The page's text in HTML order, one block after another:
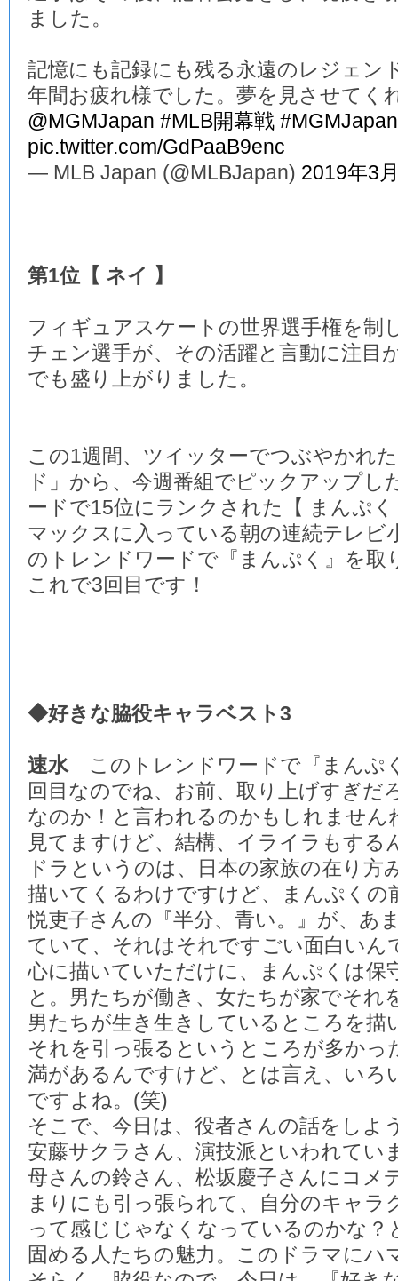
ました。
記憶にも記録にも残る永遠のレジェン
年間お疲れ様でした。夢を見させてく
@MGMJapan #MLB開幕戦 #MGMJapan
pic.twitter.com/GdPaaB9enc
— MLB Japan (@MLBJapan) 2019年3
第1位【 ネイ 】
フィギュアスケートの世界選手権を制
チェン選手が、その活躍と言動に注目
でも盛り上がりました。
この1週間、ツイッターでつぶやかれ
ド」から、今週番組でピックアップし
ードで15位にランクされた【 まんぷ
マックスに入っている朝の連続テレビ
のトレンドワードで『まんぷく』を取
これで3回目です！
◆好きな脇役キャラベスト3
速水このトレンドワードで『まんぷ
回目なのでね、お前、取り上げすぎだ
なのか！と言われるのかもしれません
見てますけど、結構、イライラもする
ドラというのは、日本の家族の在り方
描いてくるわけですけど、まんぷくの
悦吏子さんの『半分、青い。』が、あ
ていて、それはそれですごい面白いん
心に描いていただけに、まんぷくは保
と。男たちが働き、女たちが家でそれ
男たちが生き生きしているところを描
それを引っ張るというところが多かっ
満があるんですけど、とは言え、いろ
ですよね。(笑)
そこで、今日は、役者さんの話をしよ
安藤サクラさん、演技派といわれてい
母さんの鈴さん、松坂慶子さんにコメ
まりにも引っ張られて、自分のキャラ
って感じじゃなくなっているのかな？
固める人たちの魅力。このドラマにハ